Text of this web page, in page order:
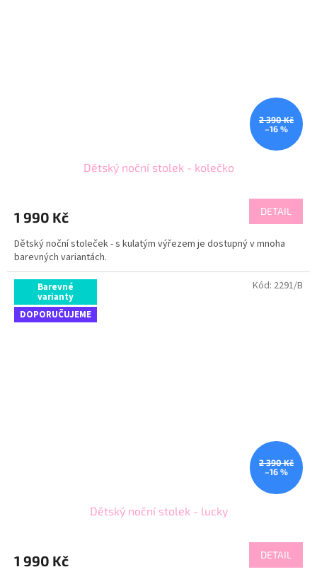
2 390 Kč
–16 %
Dětský noční stolek - kolečko
1 990 Kč DETAIL
Dětský noční stoleček - s kulatým výřezem je dostupný v mnoha
barevných variantách.
Barevné
varianty
DOPORUČUJEME
2 390 Kč
–16 %
Dětský noční stolek - lucky
1 990 Kč DETAIL
Kód: 2291/B